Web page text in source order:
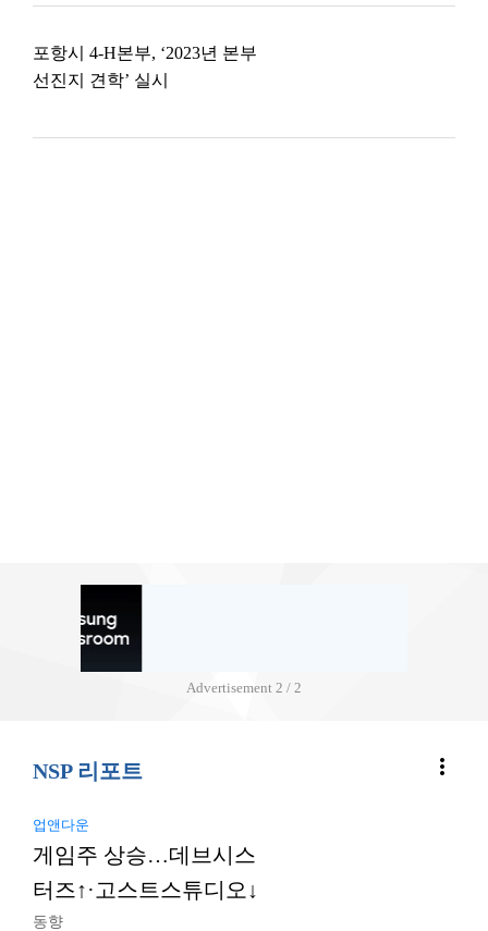
포항시 4-H본부, ‘2023년 본부
선진지 견학’ 실시
Advertisement 2 / 2
NSP 리포트 more_vert
업앤다운
게임주 상승…데브시스
터즈↑·고스트스튜디오↓
동향